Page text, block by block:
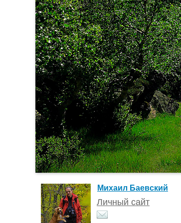
Михаил Баевский
Личный сайт